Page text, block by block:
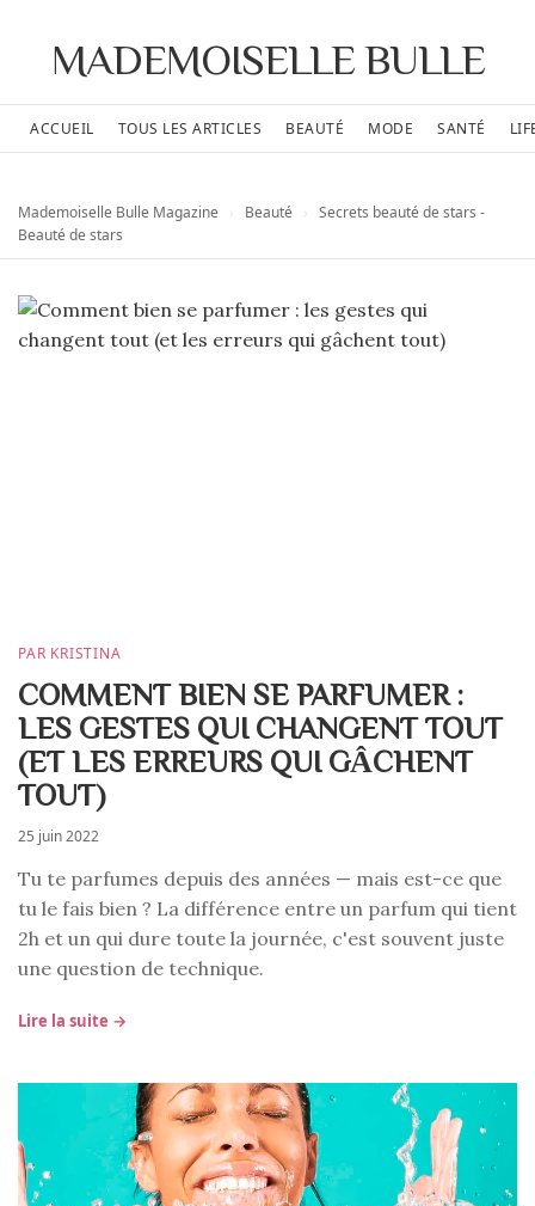
MADEMOISELLE BULLE
ACCUEIL TOUS LES ARTICLES BEAUTÉ MODE SANTÉ
Mademoiselle Bulle Magazine Beauté
Secrets beauté de stars -
Beauté de stars
PAR KRISTINA
COMMENT BIEN SE PARFUMER :
LES GESTES QUI CHANGENT TOUT
(ET LES ERREURS QUI GÂCHENT
TOUT)
25 juin 2022
Tu te parfumes depuis des années — mais est-ce que
tu le fais bien ? La différence entre un parfum qui tient
2h et un qui dure toute la journée, c'est souvent juste
une question de technique.
Lire la suite →